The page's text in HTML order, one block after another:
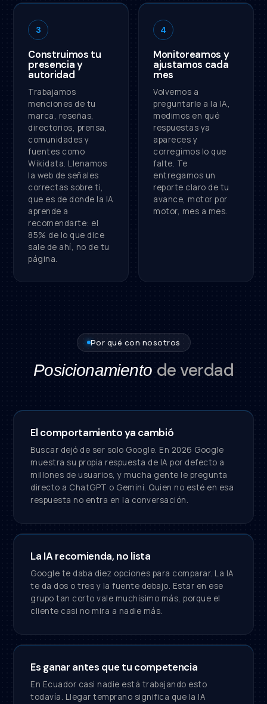
3
Construimos tu
presencia y
autoridad
Trabajamos
menciones de tu
marca, reseñas,
directorios, prensa,
comunidades y
fuentes como
Wikidata. Llenamos
la web de señales
correctas sobre ti,
que es de donde la IA
aprende a
recomendarte: el
85% de lo que dice
sale de ahí, no de tu
página.
4
Monitoreamos y
ajustamos cada
mes
Volvemos a
preguntarle a la IA,
medimos en qué
respuestas ya
apareces y
corregimos lo que
falte. Te
entregamos un
reporte claro de tu
avance, motor por
motor, mes a mes.
Por qué con nosotros
Posicionamiento de verdad
El comportamiento ya cambió
Buscar dejó de ser solo Google. En 2026 Google
muestra su propia respuesta de IA por defecto a
millones de usuarios, y mucha gente le pregunta
directo a ChatGPT o Gemini. Quien no esté en esa
respuesta no entra en la conversación.
La IA recomienda, no lista
Google te daba diez opciones para comparar. La IA
te da dos o tres y la fuente debajo. Estar en ese
grupo tan corto vale muchísimo más, porque el
cliente casi no mira a nadie más.
Es ganar antes que tu competencia
En Ecuador casi nadie está trabajando esto
todavía. Llegar temprano significa que la IA